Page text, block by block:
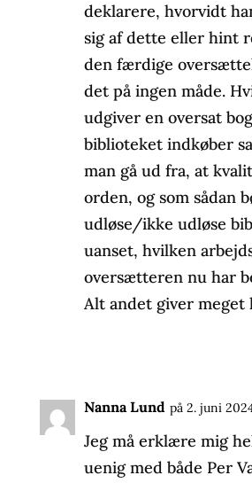
deklarere, hvorvidt
sig af dette eller hint
den færdige
det på ingen måde.
udgiver en oversat
biblioteket indkøber
man gå ud fra, at
orden, og som sådan
udløse/ikke udløse
uanset, hvilken
oversætteren nu har
Alt andet giver meget
Nanna Lund på 2. juni
Jeg må erklære mig
uenig med både Per